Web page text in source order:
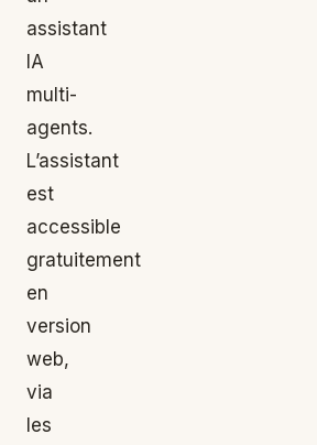
assistant
IA
multi-
agents.
L’assistant
est
accessible
gratuitement
en
version
web,
via
les